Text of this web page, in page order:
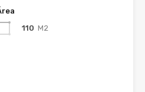
110 M2